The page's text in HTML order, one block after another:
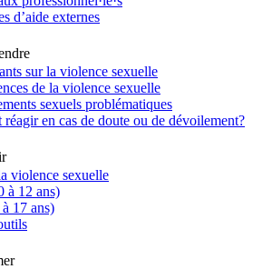
d’aide externes
sur la violence sexuelle
de la violence sexuelle
sexuels problématiques
réagir en cas de doute ou de dévoilement?
violence sexuelle
à 12 ans)
17 ans)